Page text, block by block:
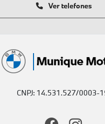
Ver telefones
CNPJ: 14.531.527/0003-